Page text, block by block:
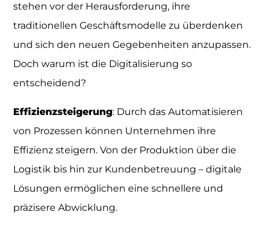
stehen vor der Herausforderung, ihre
traditionellen Geschäftsmodelle zu überdenken
und sich den neuen Gegebenheiten anzupassen.
Doch warum ist die Digitalisierung so
entscheidend?
Effizienzsteigerung: Durch das Automatisieren
von Prozessen können Unternehmen ihre
Effizienz steigern. Von der Produktion über die
Logistik bis hin zur Kundenbetreuung – digitale
Lösungen ermöglichen eine schnellere und
präzisere Abwicklung.